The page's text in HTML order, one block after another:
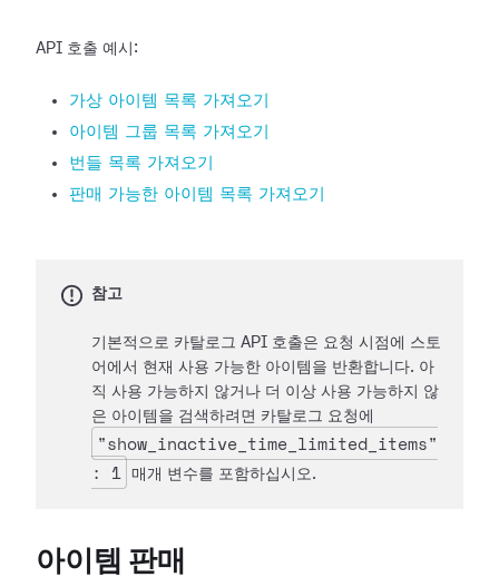
API 호출 예시:
가상 아이템 목록 가져오기
아이템 그룹 목록 가져오기
번들 목록 가져오기
판매 가능한 아이템 목록 가져오기
참고
기본적으로 카탈로그 API 호출은 요청 시점에 스토
어에서 현재 사용 가능한 아이템을 반환합니다. 아
직 사용 가능하지 않거나 더 이상 사용 가능하지 않
은 아이템을 검색하려면 카탈로그 요청에
"show_inactive_time_limited_items"
: 1
매개 변수를 포함하십시오.
아이템 판매